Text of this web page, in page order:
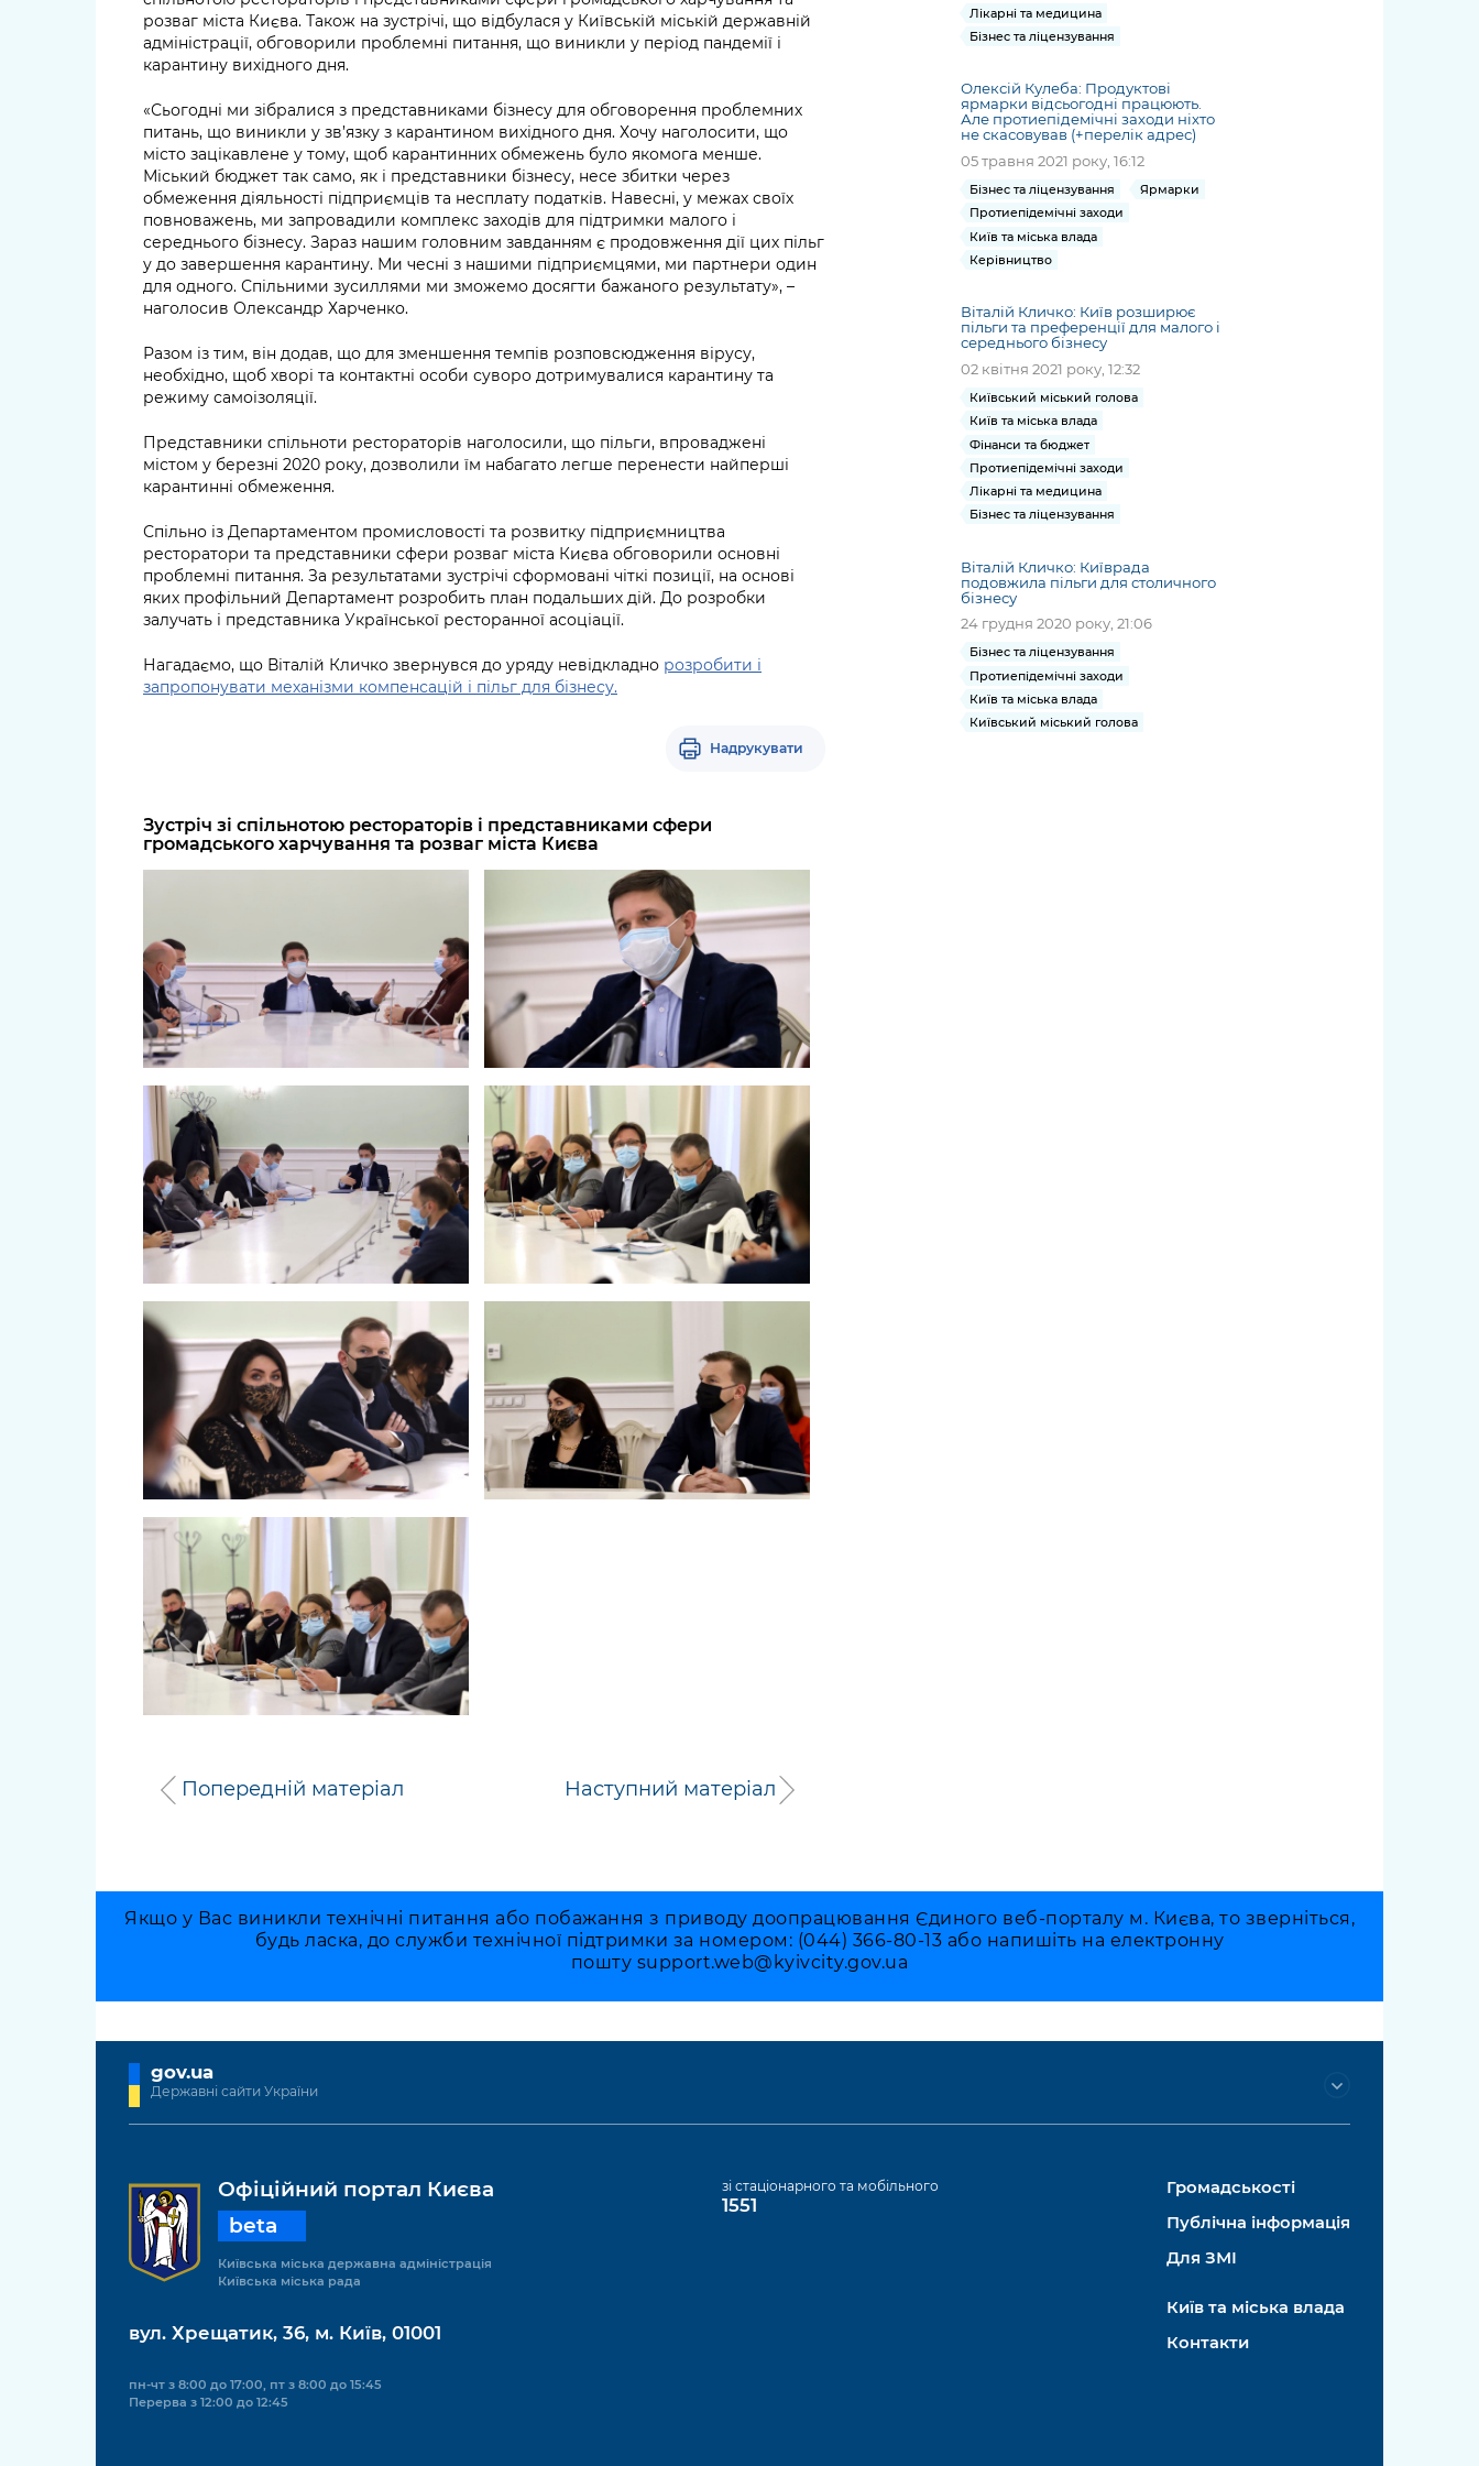
розваг міста Києва. Також на зустрічі, що відбулася у Київській міській державній
адміністрації, обговорили проблемні питання, що виникли у період пандемії і
карантину вихідного дня.
«Сьогодні ми зібралися з представниками бізнесу для обговорення проблемних
питань, що виникли у зв’язку з карантином вихідного дня. Хочу наголосити, що
місто зацікавлене у тому, щоб карантинних обмежень було якомога менше.
Міський бюджет так само, як і представники бізнесу, несе збитки через
обмеження діяльності підприємців та несплату податків. Навесні, у межах своїх
повноважень, ми запровадили комплекс заходів для підтримки малого і
середнього бізнесу. Зараз нашим головним завданням є продовження дії цих пільг
у до завершення карантину. Ми чесні з нашими підприємцями, ми партнери один
для одного. Спільними зусиллями ми зможемо досягти бажаного результату», –
наголосив Олександр Харченко.
Разом із тим, він додав, що для зменшення темпів розповсюдження вірусу,
необхідно, щоб хворі та контактні особи суворо дотримувалися карантину та
режиму самоізоляції.
Представники спільноти рестораторів наголосили, що пільги, впроваджені
містом у березні 2020 року, дозволили їм набагато легше перенести найперші
карантинні обмеження.
Спільно із Департаментом промисловості та розвитку підприємництва
ресторатори та представники сфери розваг міста Києва обговорили основні
проблемні питання. За результатами зустрічі сформовані чіткі позиції, на основі
яких профільний Департамент розробить план подальших дій. До розробки
залучать і представника Української ресторанної асоціації.
Нагадаємо, що Віталій Кличко звернувся до уряду невідкладно розробити і
запропонувати механізми компенсацій і пільг для бізнесу.
Надрукувати
Зустріч зі спільнотою рестораторів і представниками сфери
громадського харчування та розваг міста Києва
Попередній матеріал Наступний матеріал
Лікарні та медицина
Бізнес та ліцензування
Олексій Кулеба: Продуктові
ярмарки відсьогодні працюють.
Але протиепідемічні заходи ніхто
не скасовував (+перелік адрес)
05 травня 2021 року, 16:12
Бізнес та ліцензування
Ярмарки
Протиепідемічні заходи
Київ та міська влада
Керівництво
Віталій Кличко: Київ розширює
пільги та преференції для малого і
середнього бізнесу
02 квітня 2021 року, 12:32
Київський міський голова
Київ та міська влада
Фінанси та бюджет
Протиепідемічні заходи
Лікарні та медицина
Бізнес та ліцензування
Віталій Кличко: Київрада
подовжила пільги для столичного
бізнесу
24 грудня 2020 року, 21:06
Бізнес та ліцензування
Протиепідемічні заходи
Київ та міська влада
Київський міський голова
Якщо у Вас виникли технічні питання або побажання з приводу доопрацювання Єдиного веб-порталу м. Києва, то зверніться,
будь ласка, до служби технічної підтримки за номером: (044) 366-80-13 або напишіть на електронну
пошту support.web@kyivcity.gov.ua
gov.ua
Державні сайти України
Офіційний портал Києва
beta
Київська міська державна адміністрація
Київська міська рада
вул. Хрещатик, 36, м. Київ, 01001
пн-чт з 8:00 до 17:00, пт з 8:00 до 15:45
Перерва з 12:00 до 12:45
зі стаціонарного та мобільного
1551
Громадськості
Публічна інформація
Для ЗМІ
Київ та міська влада
Контакти